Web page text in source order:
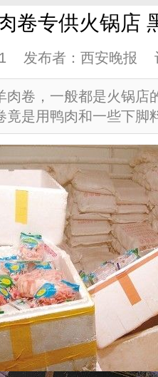
卷专供火锅店
发布者：西安晚报
肉卷，一般都是火锅店
竟是用鸭肉和一些下脚